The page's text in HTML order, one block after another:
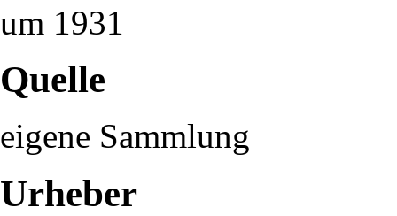
um 1931
Quelle
eigene Sammlung
Urheber